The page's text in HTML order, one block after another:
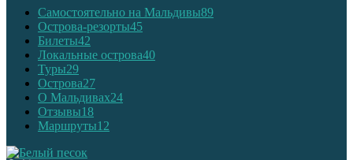
Самостоятельно на Мальдивы89
Острова-резорты45
Билеты42
Локальные острова40
Туры29
Острова27
О Мальдивах24
Отзывы18
Маршруты12